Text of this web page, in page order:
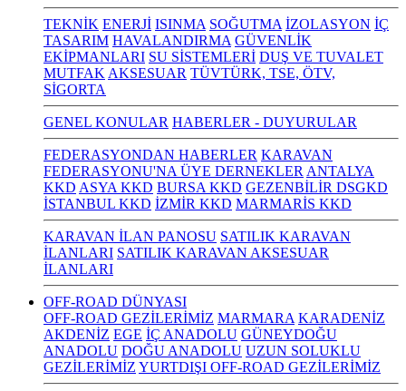
TEKNİK ENERJİ ISINMA SOĞUTMA İZOLASYON İÇ
TASARIM HAVALANDIRMA GÜVENLİK
EKİPMANLARI SU SİSTEMLERİ DUŞ VE TUVALET
MUTFAK AKSESUAR TÜVTÜRK, TSE, ÖTV,
SİGORTA
GENEL KONULAR HABERLER - DUYURULAR
FEDERASYONDAN HABERLER KARAVAN
FEDERASYONU'NA ÜYE DERNEKLER ANTALYA
KKD ASYA KKD BURSA KKD GEZENBİLİR DSGKD
İSTANBUL KKD İZMİR KKD MARMARİS KKD
KARAVAN İLAN PANOSU SATILIK KARAVAN
İLANLARI SATILIK KARAVAN AKSESUAR
İLANLARI
OFF-ROAD DÜNYASI
OFF-ROAD GEZİLERİMİZ MARMARA KARADENİZ
AKDENİZ EGE İÇ ANADOLU GÜNEYDOĞU
ANADOLU DOĞU ANADOLU UZUN SOLUKLU
GEZİLERİMİZ YURTDIŞI OFF-ROAD GEZİLERİMİZ